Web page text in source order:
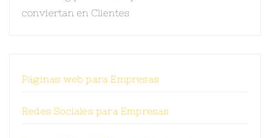
conviertan en Clientes
Páginas web para Empresas
Redes Sociales para Empresas